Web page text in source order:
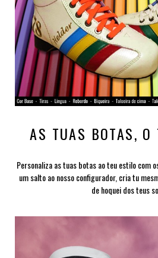
AS TUAS BOTAS, O
Personaliza as tuas botas ao teu estilo com
um salto ao nosso configurador, cria tu
de hoquei dos teus